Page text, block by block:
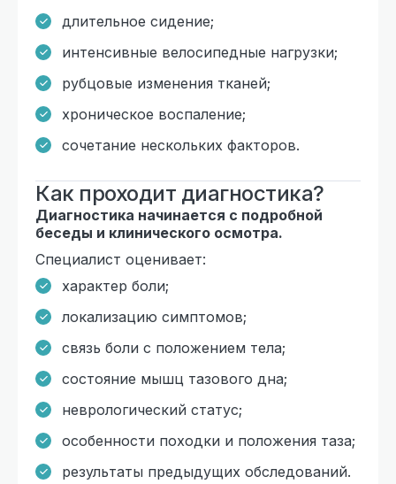
длительное сидение;
интенсивные велосипедные нагрузки;
рубцовые изменения тканей;
хроническое воспаление;
сочетание нескольких факторов.
Как проходит диагностика?
Диагностика начинается с подробной
беседы и клинического осмотра.
Специалист оценивает:
характер боли;
локализацию симптомов;
связь боли с положением тела;
состояние мышц тазового дна;
неврологический статус;
особенности походки и положения таза;
результаты предыдущих обследований.